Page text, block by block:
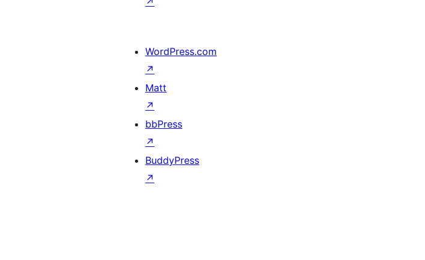
WordPress.com
↗
Matt
↗
bbPress
↗
BuddyPress
↗